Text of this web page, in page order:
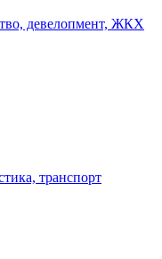
девелопмент, ЖКХ
транспорт